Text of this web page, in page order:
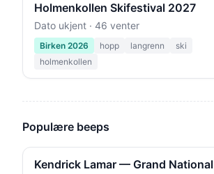
Holmenkollen Skifestival 2027
Dato ukjent · 46 venter
Birken 2026 hopp langrenn
ski
holmenkollen
Populære beeps
Kendrick Lamar — Grand National